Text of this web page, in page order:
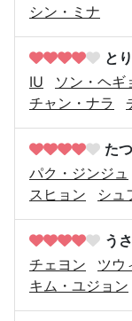
シン・ミナ
とり
IU
ソン・ヘギ
チャン・ナラ
たつ
パク・ジンジュ
スヒョン
シュ
う
チェヨン
ツウ
キム・ユジョン